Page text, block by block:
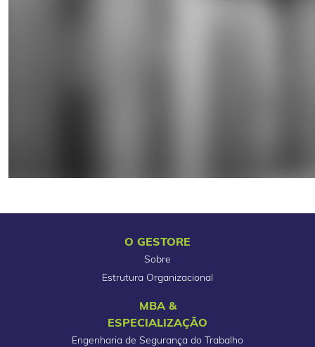
O GESTORE
Sobre
Estrutura Organizacional
MBA &
ESPECIALIZAÇÃO
Engenharia de Segurança do Trabalho